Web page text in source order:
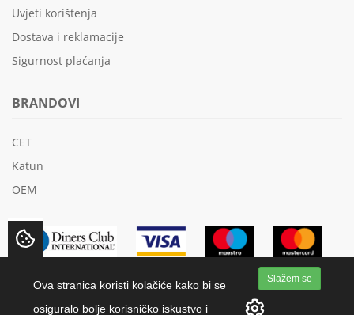
Uvjeti korištenja
Dostava i reklamacije
Sigurnost plaćanja
BRANDOVI
CET
Katun
OEM
Ova stranica koristi kolačiće kako bi se
osiguralo bolje korisničko iskustvo i
Slažem se